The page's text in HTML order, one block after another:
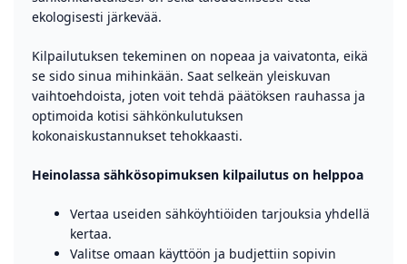
ekologisesti järkevää.
Kilpailutuksen tekeminen on nopeaa ja vaivatonta, eikä
se sido sinua mihinkään. Saat selkeän yleiskuvan
vaihtoehdoista, joten voit tehdä päätöksen rauhassa ja
optimoida kotisi sähkönkulutuksen
kokonaiskustannukset tehokkaasti.
Heinolassa sähkösopimuksen kilpailutus on helppoa
Vertaa useiden sähköyhtiöiden tarjouksia yhdellä
kertaa.
Valitse omaan käyttöön ja budjettiin sopivin